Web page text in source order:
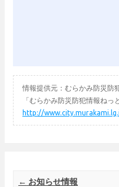
情報提供元：むらかみ防災防
「むらかみ防災防犯情報ねっ
http://
Post navigation
← お知らせ情報